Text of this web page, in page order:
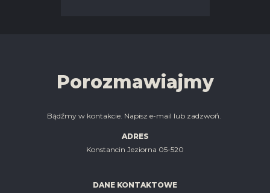
Porozmawiajmy
Bądźmy w kontakcie. Napisz e-mail lub zadzwoń.
ADRES
Konstancin Jeziorna 05-520
DANE KONTAKTOWE